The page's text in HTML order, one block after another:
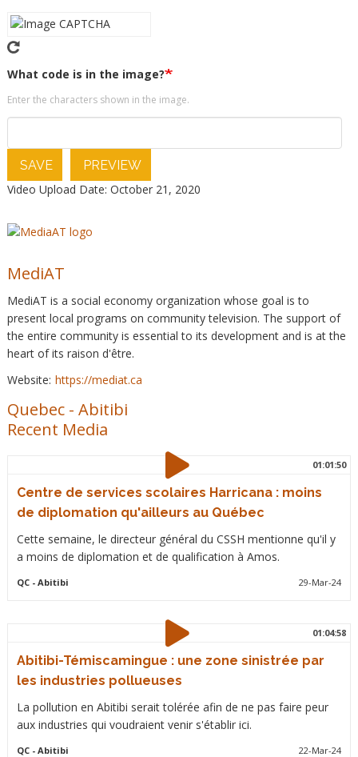
What code is in the image?
Enter the characters shown in the image.
SAVE
PREVIEW
Video Upload Date: October 21, 2020
MediAT
MediAT is a social economy organization whose goal is to
present local programs on community television. The support of
the entire community is essential to its development and is at the
heart of its raison d'être.
Website: https://mediat.ca
Quebec - Abitibi
Recent Media
01:01:50
Centre de services scolaires Harricana : moins
de diplomation qu'ailleurs au Québec
Cette semaine, le directeur général du CSSH mentionne qu'il y
a moins de diplomation et de qualification à Amos.
QC- Abitibi 29-Mar-24
01:04:58
Abitibi-Témiscamingue : une zone sinistrée par
les industries pollueuses
La pollution en Abitibi serait tolérée afin de ne pas faire peur
aux industries qui voudraient venir s'établir ici.
QC- Abitibi 22-Mar-24